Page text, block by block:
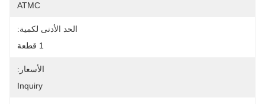
ATMC
الحد الأدنى لكمية:
1 قطعة
الأسعار:
Inquiry